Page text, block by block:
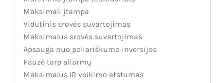
Maksimali įtampa
Vidutinis srovės suvartojimas
Maksimalus srovės suvartojimas
Apsauga nuo poliariškumo inversijos
Pauzė tarp aliarmų
Maksimalus IR veikimo atstumas